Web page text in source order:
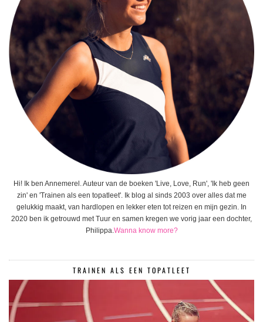
Hi! Ik ben Annemerel. Auteur van de boeken 'Live, Love, Run', 'Ik heb geen
zin' en 'Trainen als een topatleet'. Ik blog al sinds 2003 over alles dat me
gelukkig maakt, van hardlopen en lekker eten tot reizen en mijn gezin. In
2020 ben ik getrouwd met Tuur en samen kregen we vorig jaar een dochter,
Philippa.Wanna know more?
TRAINEN ALS EEN TOPATLEET